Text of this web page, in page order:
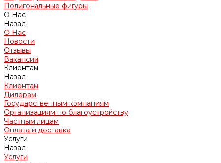
Полигональные фигуры
О Нас
Назад
О Нас
Новости
Отзывы
Вакансии
Клиентам
Назад
Клиентам
Дилерам
Государственным компаниям
Организациям по благоустройству
Частным лицам
Оплата и доставка
Услуги
Назад
Услуги